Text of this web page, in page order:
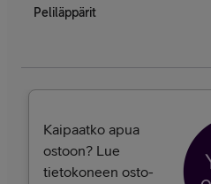
Peliläppärit
Kaipaatko apua
ostoon? Lue
tietokoneen osto-